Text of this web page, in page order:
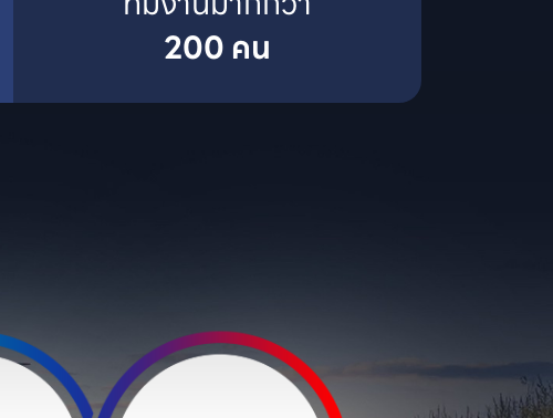
200 คน